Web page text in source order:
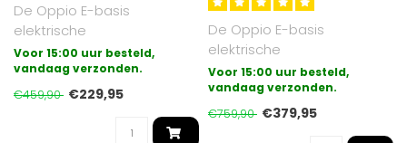
De Oppio E-basis
elektrische
badkamerradiator is de
meest eenvoudige vorm
van el..
Voor 15:00 uur besteld,
vandaag verzonden.
€459,90 €229,95
De Oppio E-basis
elektrische
badkamerradiator is de
meest eenvoudige vorm
van el..
Voor 15:00 uur besteld,
vandaag verzonden.
€759,90 €379,95